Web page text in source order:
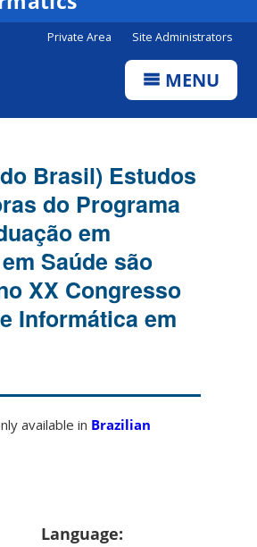
Private Area Site Administrators
MENU
Brasil) Estudos
do Programa
em
Saúde são
XX Congresso
Informática em
available in Brazilian
Language: